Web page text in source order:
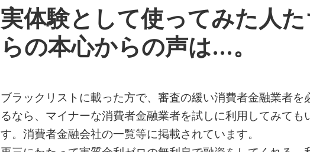
実体験として使ってみた人
らの本心からの声は…。
ブラックリストに載った方で、審査の緩い消費者金融業者を
るなら、マイナーな消費者金融業者を試しに利用してみても
す。消費者金融会社の一覧等に掲載されています。